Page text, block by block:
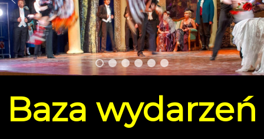
Baza wydarzeń